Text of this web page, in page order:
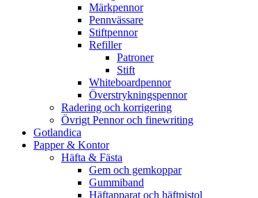
Märkpennor
Pennvässare
Stiftpennor
Refiller
Patroner
Stift
Whiteboardpennor
Överstrykningspennor
Radering och korrigering
Övrigt Pennor och finewriting
Gotlandica
Papper & Kontor
Häfta & Fästa
Gem och gemkoppar
Gummiband
Häftapparat och häftpistol